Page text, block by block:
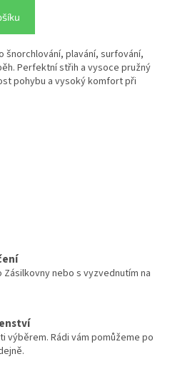
šnorchlování, plavání, surfování,
Perfektní střih a vysoce pružný
pohybu a vysoký komfort při
Zásilkovny nebo s vyzvednutím na
výběrem. Rádi vám pomůžeme po